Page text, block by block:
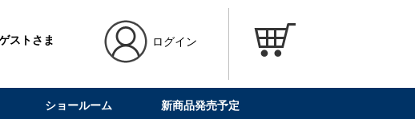
ストさま ログイン
ショールーム 新商品発売予定